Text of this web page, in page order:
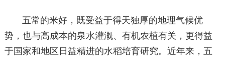
五常的米好，既受益于得天独厚的地理气候优
势，也与高成本的泉水灌溉、有机农植有关，更得益
于国家和地区日益精进的水稻培育研究。近年来，五